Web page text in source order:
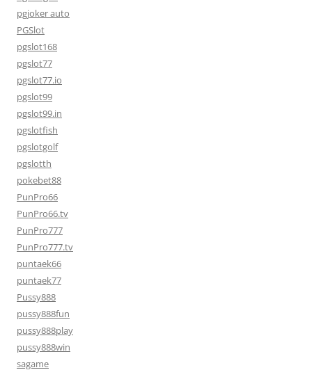
pgjoker auto
PGSlot
pgslot168
pgslot77
pgslot77.io
pgslot99
pgslot99.in
pgslotfish
pgslotgolf
pgslotth
pokebet88
PunPro66
PunPro66.tv
PunPro777
PunPro777.tv
puntaek66
puntaek77
Pussy888
pussy888fun
pussy888play
pussy888win
sagame